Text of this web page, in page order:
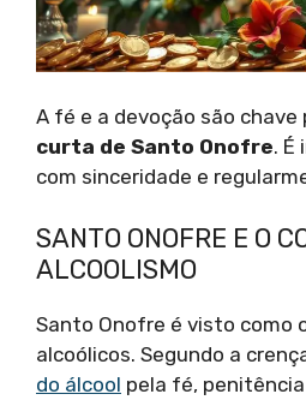
A fé e a devoção são chave
curta de Santo Onofre. É
com sinceridade e
SANTO ONOFRE E O
ALCOOLISMO
Santo Onofre é visto como
alcoólicos. Segundo a
do álcool pela fé,